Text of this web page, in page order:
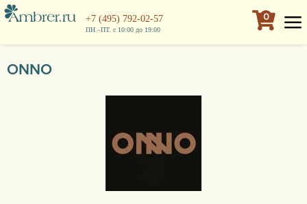
+7 (495) 792-02-57
ПН.–ПТ. с 10:00 до 19:00
0
ONNO